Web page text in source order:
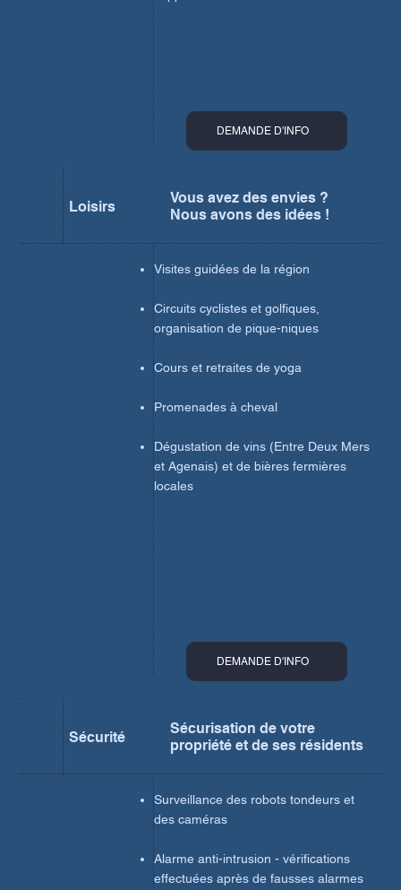
DEMANDE D'INFO
Loisirs
Vous avez des envies ?
Nous avons des idées !
Visites guidées de la région
Circuits cyclistes et golfiques,
organisation de pique-niques
Cours et retraites de yoga
Promenades à cheval
Dégustation de vins (Entre Deux Mers
et Agenais) et de bières fermières
locales
DEMANDE D'INFO
Sécurité
Sécurisation de votre
propriété et de ses résidents
Surveillance des robots tondeurs et
des caméras
Alarme anti-intrusion - vérifications
effectuées après de fausses alarmes